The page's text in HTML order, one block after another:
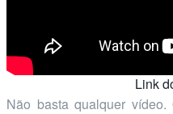
Link
Não basta qualquer